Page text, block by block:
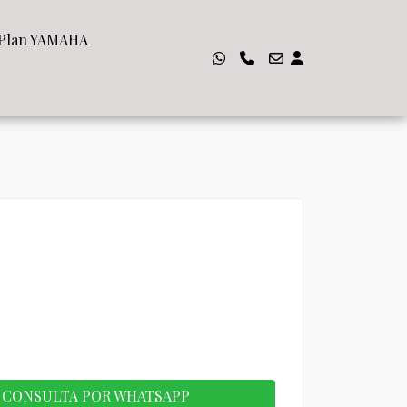
YAMAHA
POR WHATSAPP